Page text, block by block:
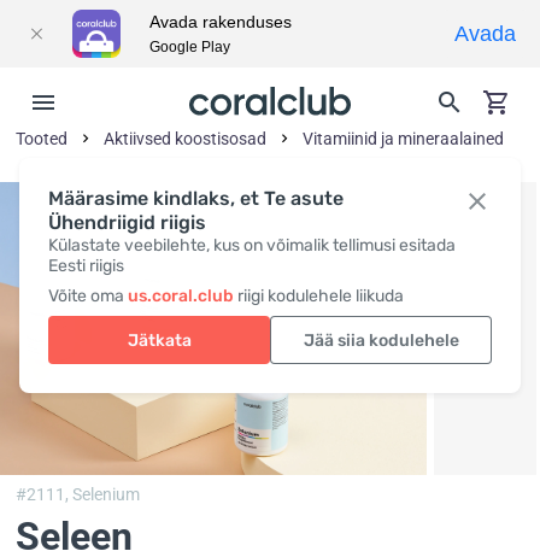
Määrasime kindlaks, et Te asute
Ühendriigid riigis
Külastate veebilehte, kus on võimalik tellimusi esitada
Eesti riigis
Võite oma us.coral.club riigi kodulehele liikuda
Jätkata Jää siia kodulehele
Tooted Aktiivsed koostisosad Vitamiinid ja mineraalained
#2111,Selenium
Seleen
Avada rakenduses
Google Play
Avada